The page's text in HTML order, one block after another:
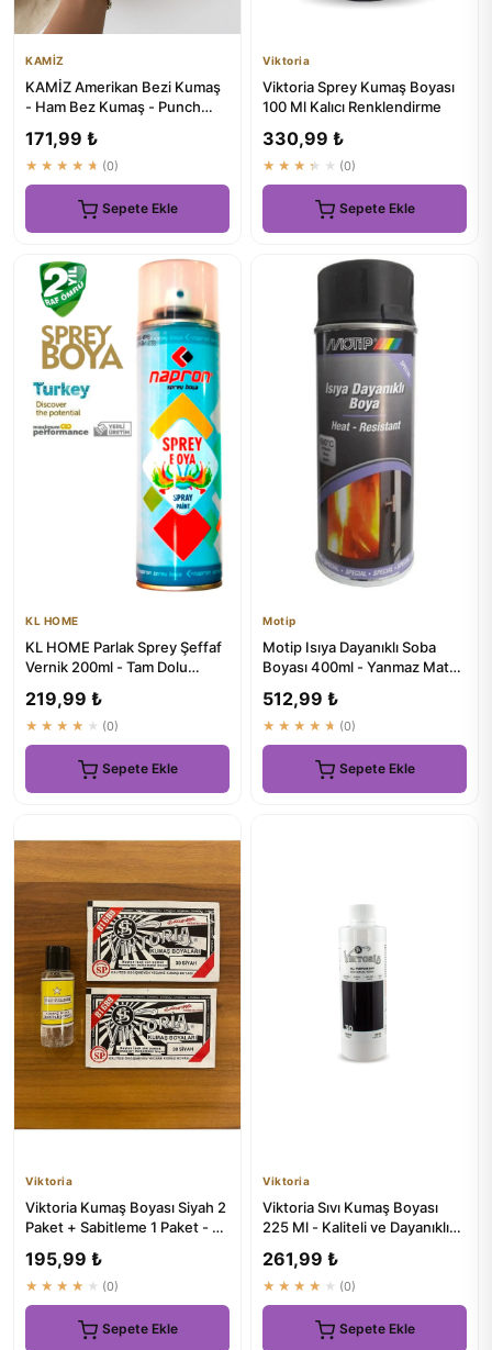
KAMİZ
KAMİZ Amerikan Bezi Kumaş
- Ham Bez Kumaş - Punch
Örtüsü...
171,99 ₺
★★★★★ (0)
Sepete Ekle
Viktoria
Viktoria Sprey Kumaş Boyası
100 Ml Kalıcı Renklendirme
330,99 ₺
★★★★★ (0)
Sepete Ekle
KL HOME
KL HOME Parlak Sprey Şeffaf
Vernik 200ml - Tam Dolu
219,99 ₺
★★★★★ (0)
Sepete Ekle
Motip
Motip Isıya Dayanıklı Soba
Boyası 400ml - Yanmaz Mat
512,99 ₺
★★★★★ (0)
Sepete Ekle
Viktoria
Viktoria Kumaş Boyası Siyah 2
Paket + Sabitleme 1 Paket - En
195,99 ₺
★★★★★ (0)
Sepete Ekle
Viktoria
Viktoria Sıvı Kumaş Boyası
225 Ml - Kaliteli ve Dayanıklı
261,99 ₺
★★★★★ (0)
Sepete Ekle